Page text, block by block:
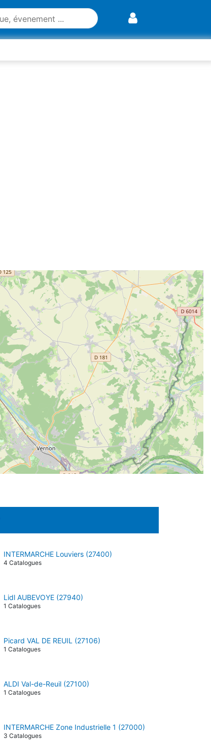
INTERMARCHE Louviers (27400)
4 Catalogues
Lidl AUBEVOYE (27940)
1 Catalogues
Picard VAL DE REUIL (27106)
1 Catalogues
ALDI Val-de-Reuil (27100)
1 Catalogues
INTERMARCHE Zone Industrielle 1 (27000)
3 Catalogues